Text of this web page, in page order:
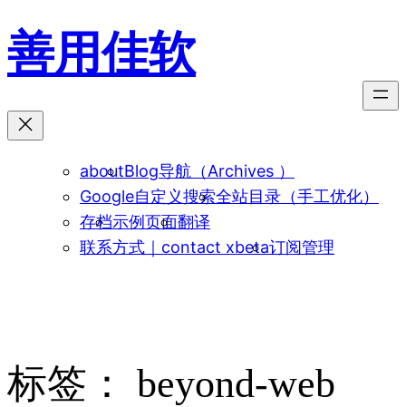
至
内
善用佳软
aboutBlog导航（Archives ）
Google自定义搜索全站目录（手工优化）
存档示例页面翻译
联系方式｜contact xbeta订阅管理
标签： beyond-web